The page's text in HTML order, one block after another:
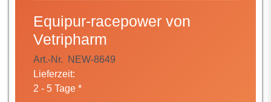
Equipur-racepower von
Vetripharm
Art.-Nr.
NEW-8649
Lieferzeit:
2 - 5 Tage *